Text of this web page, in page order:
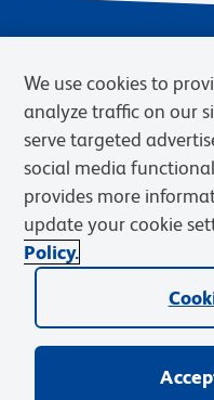
Privacy Notice
Terms of eQuote Request
© 2026 BD. BD, the BD logo,
Becton, Dickinson and
We use cookies to
analyze traffic on our
serve targeted
social media
provides more
update your cookie
Policy.